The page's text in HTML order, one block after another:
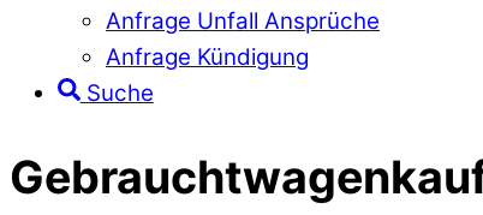
Anfrage Unfall Ansprüche
Anfrage Kündigung
Suche